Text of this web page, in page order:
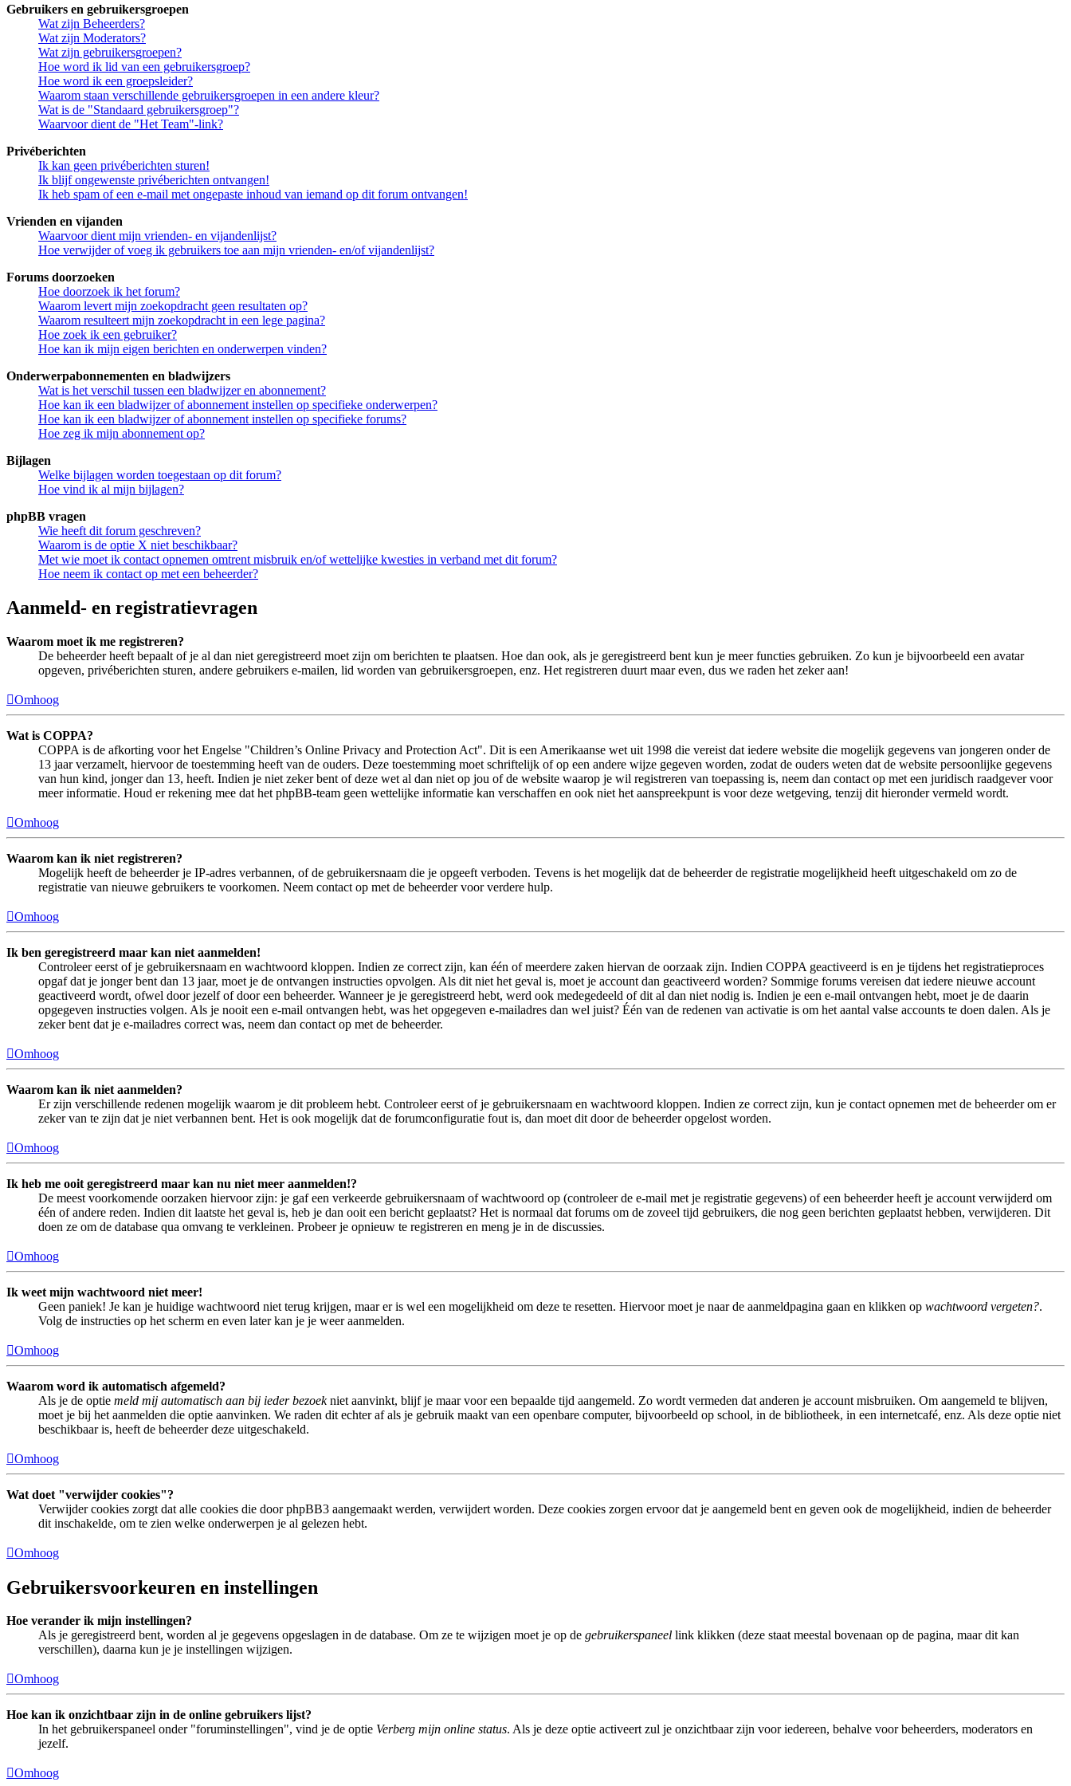
Gebruikers en gebruikersgroepen
Wat zijn Beheerders?
Wat zijn Moderators?
Wat zijn gebruikersgroepen?
Hoe word ik lid van een gebruikersgroep?
Hoe word ik een groepsleider?
Waarom staan verschillende gebruikersgroepen in een andere kleur?
Wat is de "Standaard gebruikersgroep"?
Waarvoor dient de "Het Team"-link?
Privéberichten
Ik kan geen privéberichten sturen!
Ik blijf ongewenste privéberichten ontvangen!
Ik heb spam of een e-mail met ongepaste inhoud van iemand op dit forum ontvangen!
Vrienden en vijanden
Waarvoor dient mijn vrienden- en vijandenlijst?
Hoe verwijder of voeg ik gebruikers toe aan mijn vrienden- en/of vijandenlijst?
Forums doorzoeken
Hoe doorzoek ik het forum?
Waarom levert mijn zoekopdracht geen resultaten op?
Waarom resulteert mijn zoekopdracht in een lege pagina?
Hoe zoek ik een gebruiker?
Hoe kan ik mijn eigen berichten en onderwerpen vinden?
Onderwerpabonnementen en bladwijzers
Wat is het verschil tussen een bladwijzer en abonnement?
Hoe kan ik een bladwijzer of abonnement instellen op specifieke onderwerpen?
Hoe kan ik een bladwijzer of abonnement instellen op specifieke forums?
Hoe zeg ik mijn abonnement op?
Bijlagen
Welke bijlagen worden toegestaan op dit forum?
Hoe vind ik al mijn bijlagen?
phpBB vragen
Wie heeft dit forum geschreven?
Waarom is de optie X niet beschikbaar?
Met wie moet ik contact opnemen omtrent misbruik en/of wettelijke kwesties in verband met dit forum?
Hoe neem ik contact op met een beheerder?
Aanmeld- en registratievragen
Waarom moet ik me registreren?
De beheerder heeft bepaalt of je al dan niet geregistreerd moet zijn om berichten te plaatsen. Hoe dan ook, als je geregistreerd bent kun je meer functies gebruiken. Zo kun je bijvoorbeeld een avatar
opgeven, privéberichten sturen, andere gebruikers e-mailen, lid worden van gebruikersgroepen, enz. Het registreren duurt maar even, dus we raden het zeker aan!
Omhoog
Wat is COPPA?
COPPA is de afkorting voor het Engelse "Children’s Online Privacy and Protection Act". Dit is een Amerikaanse wet uit 1998 die vereist dat iedere website die mogelijk gegevens van jongeren onder de
13 jaar verzamelt, hiervoor de toestemming heeft van de ouders. Deze toestemming moet schriftelijk of op een andere wijze gegeven worden, zodat de ouders weten dat de website persoonlijke gegevens
van hun kind, jonger dan 13, heeft. Indien je niet zeker bent of deze wet al dan niet op jou of de website waarop je wil registreren van toepassing is, neem dan contact op met een juridisch raadgever voor
meer informatie. Houd er rekening mee dat het phpBB-team geen wettelijke informatie kan verschaffen en ook niet het aanspreekpunt is voor deze wetgeving, tenzij dit hieronder vermeld wordt.
Omhoog
Waarom kan ik niet registreren?
Mogelijk heeft de beheerder je IP-adres verbannen, of de gebruikersnaam die je opgeeft verboden. Tevens is het mogelijk dat de beheerder de registratie mogelijkheid heeft uitgeschakeld om zo de
registratie van nieuwe gebruikers te voorkomen. Neem contact op met de beheerder voor verdere hulp.
Omhoog
Ik ben geregistreerd maar kan niet aanmelden!
Controleer eerst of je gebruikersnaam en wachtwoord kloppen. Indien ze correct zijn, kan één of meerdere zaken hiervan de oorzaak zijn. Indien COPPA geactiveerd is en je tijdens het registratieproces
opgaf dat je jonger bent dan 13 jaar, moet je de ontvangen instructies opvolgen. Als dit niet het geval is, moet je account dan geactiveerd worden? Sommige forums vereisen dat iedere nieuwe account
geactiveerd wordt, ofwel door jezelf of door een beheerder. Wanneer je je geregistreerd hebt, werd ook medegedeeld of dit al dan niet nodig is. Indien je een e-mail ontvangen hebt, moet je de daarin
opgegeven instructies volgen. Als je nooit een e-mail ontvangen hebt, was het opgegeven e-mailadres dan wel juist? Één van de redenen van activatie is om het aantal valse accounts te doen dalen. Als je
zeker bent dat je e-mailadres correct was, neem dan contact op met de beheerder.
Omhoog
Waarom kan ik niet aanmelden?
Er zijn verschillende redenen mogelijk waarom je dit probleem hebt. Controleer eerst of je gebruikersnaam en wachtwoord kloppen. Indien ze correct zijn, kun je contact opnemen met de beheerder om er
zeker van te zijn dat je niet verbannen bent. Het is ook mogelijk dat de forumconfiguratie fout is, dan moet dit door de beheerder opgelost worden.
Omhoog
Ik heb me ooit geregistreerd maar kan nu niet meer aanmelden!?
De meest voorkomende oorzaken hiervoor zijn: je gaf een verkeerde gebruikersnaam of wachtwoord op (controleer de e-mail met je registratie gegevens) of een beheerder heeft je account verwijderd om
één of andere reden. Indien dit laatste het geval is, heb je dan ooit een bericht geplaatst? Het is normaal dat forums om de zoveel tijd gebruikers, die nog geen berichten geplaatst hebben, verwijderen. Dit
doen ze om de database qua omvang te verkleinen. Probeer je opnieuw te registreren en meng je in de discussies.
Omhoog
Ik weet mijn wachtwoord niet meer!
Geen paniek! Je kan je huidige wachtwoord niet terug krijgen, maar er is wel een mogelijkheid om deze te resetten. Hiervoor moet je naar de aanmeldpagina gaan en klikken op wachtwoord vergeten?.
Volg de instructies op het scherm en even later kan je je weer aanmelden.
Omhoog
Waarom word ik automatisch afgemeld?
Als je de optie meld mij automatisch aan bij ieder bezoekniet aanvinkt, blijf je maar voor een bepaalde tijd aangemeld. Zo wordt vermeden dat anderen je account misbruiken. Om aangemeld te blijven,
moet je bij het aanmelden die optie aanvinken. We raden dit echter af als je gebruik maakt van een openbare computer, bijvoorbeeld op school, in de bibliotheek, in een internetcafé, enz. Als deze optie niet
beschikbaar is, heeft de beheerder deze uitgeschakeld.
Omhoog
Wat doet "verwijder cookies"?
Verwijder cookies zorgt dat alle cookies die door phpBB3 aangemaakt werden, verwijdert worden. Deze cookies zorgen ervoor dat je aangemeld bent en geven ook de mogelijkheid, indien de beheerder
dit inschakelde, om te zien welke onderwerpen je al gelezen hebt.
Omhoog
Gebruikersvoorkeuren en instellingen
Hoe verander ik mijn instellingen?
Als je geregistreerd bent, worden al je gegevens opgeslagen in de database. Om ze te wijzigen moet je op de gebruikerspaneel link klikken (deze staat meestal bovenaan op de pagina, maar dit kan
verschillen), daarna kun je je instellingen wijzigen.
Omhoog
Hoe kan ik onzichtbaar zijn in de online gebruikers lijst?
In het gebruikerspaneel onder "foruminstellingen", vind je de optie Verberg mijn online status. Als je deze optie activeert zul je onzichtbaar zijn voor iedereen, behalve voor beheerders, moderators en
jezelf.
Omhoog